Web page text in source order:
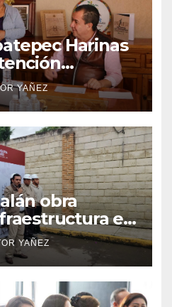
Harinas
toma de
YAÑEZ
obra
en
Guzmán
YAÑEZ